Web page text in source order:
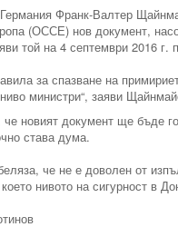
Франк-Валтер
(ОССЕ) нов документ,
той на 4 септември 2016
за спазване на
министри“, заяви
новият документ ще бъде
става дума.
че не е доволен от
нивото на сигурност в